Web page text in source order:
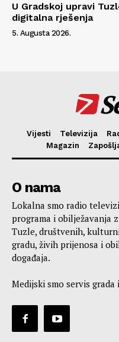
U Gradskoj upravi
digitalna rješenja
5. Augusta 2026.
Vijesti Televizija
Magazin
O nama
Lokalna smo radio
programa i obilježavanja
Tuzle, društvenih,
gradu, živih prijenosa i
događaja.
Medijski smo servis